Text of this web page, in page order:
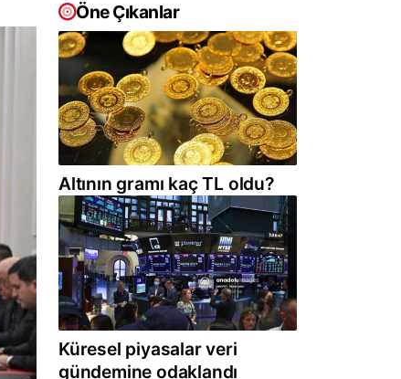
Öne Çıkanlar
Altının gramı kaç TL oldu?
Küresel piyasalar veri
gündemine odaklandı